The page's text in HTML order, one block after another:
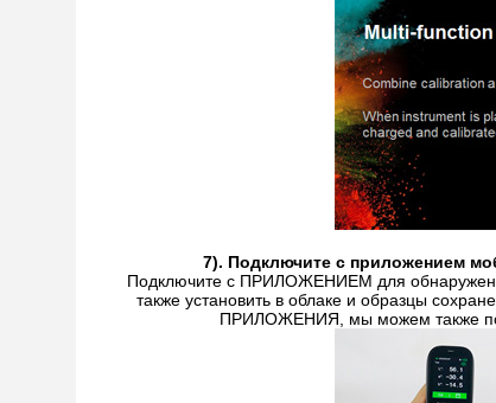
7). Подключите с приложением
Подключите с ПРИЛОЖЕНИЕМ для
также установить в облаке и образцы
ПРИЛОЖЕНИЯ, мы можем также